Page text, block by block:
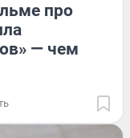
про
— чем